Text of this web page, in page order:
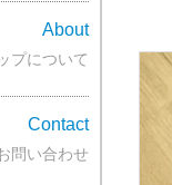
About
プについて
Contact
問い合わせ